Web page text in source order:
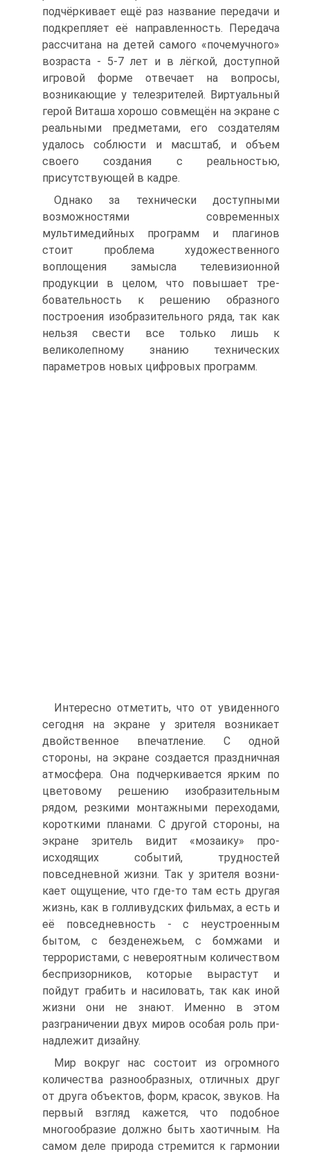
подчёркивает ещё раз название передачи и
подкрепляет её направленность. Передача
рассчитана на детей самого «почемучного»
возраста - 5-7 лет и в лёгкой, доступной
игровой форме отвечает на вопросы,
возникающие у телезрителей. Виртуальный
герой Виташа хорошо совмещён на экране с
реальными предметами, его созда­телям
удалось соблюсти и масштаб, и объем
своего создания с реально­стью,
присутствующей в кадре.
Однако за технически доступными
возможностями современных
мультимедийных программ и плагинов
стоит проблема художественного
воплощения замысла телевизионной
продукции в целом, что повышает тре­
бовательность к решению образного
построения изобразительного ряда, так как
нельзя свести все только лишь к
великолепному знанию технических
параметров новых цифровых программ.
Интересно отметить, что от увиденного
сегодня на экране у зрите­ля возникает
двойственное впечатление. С одной
стороны, на экране созда­ется праздничная
атмосфера. Она подчеркивается ярким по
цветовому ре­шению изобразительным
рядом, резкими монтажными переходами,
корот­кими планами. С другой стороны, на
экране зритель видит «мозаику» про­
исходящих событий, трудностей
повседневной жизни. Так у зрителя возни­
кает ощущение, что где-то там есть другая
жизнь, как в голливудских фильмах, а есть и
её повседневность - с неустроенным
бытом, с безденежь­ем, с бомжами и
террористами, с невероятным количеством
беспризорни­ков, которые вырастут и
пойдут грабить и насиловать, так как иной
жизни они не знают. Именно в этом
разграничении двух миров особая роль при­
надлежит дизайну.
Мир вокруг нас состоит из огромного
количества разнообразных, отличных друг
от друга объектов, форм, красок, звуков. На
первый взгляд кажется, что подобное
многообразие должно быть хаотичным. На
самом деле природа стремится к гармонии